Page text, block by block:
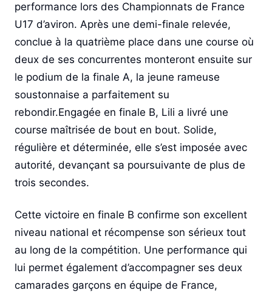
performance lors des Championnats de France
U17 d’aviron. Après une demi-finale relevée,
conclue à la quatrième place dans une course où
deux de ses concurrentes monteront ensuite sur
le podium de la finale A, la jeune rameuse
soustonnaise a parfaitement su
rebondir.Engagée en finale B, Lili a livré une
course maîtrisée de bout en bout. Solide,
régulière et déterminée, elle s’est imposée avec
autorité, devançant sa poursuivante de plus de
trois secondes.
Cette victoire en finale B confirme son excellent
niveau national et récompense son sérieux tout
au long de la compétition. Une performance qui
lui permet également d’accompagner ses deux
camarades garçons en équipe de France,